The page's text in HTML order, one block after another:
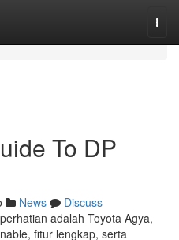
To DP
News
Discuss
adalah Toyota Agya,
fitur lengkap, serta